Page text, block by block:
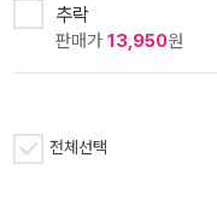
추락
판매가 13,950원
전체선택